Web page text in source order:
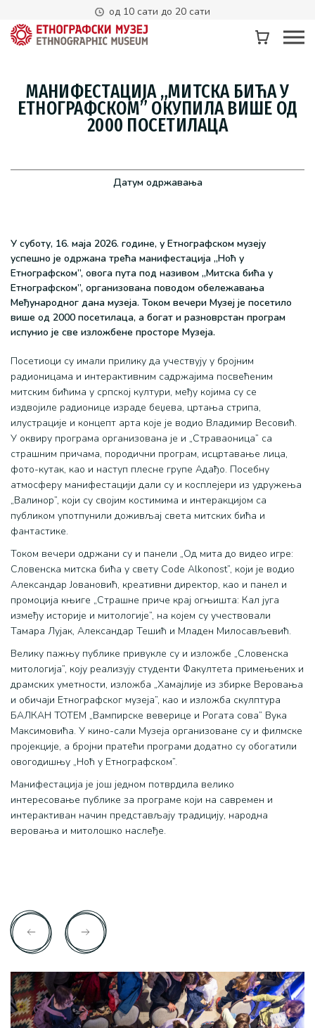
од 10 сати до 20 сати
МАНИФЕСТАЦИЈА „МИТСКА БИЋА У
ЕТНОГРАФСКОМ” ОКУПИЛА ВИШЕ ОД
2000 ПОСЕТИЛАЦА
Датум одржавања
У суботу, 16. маја 2026. године, у Етнографском музеју
успешно је одржана трећа манифестација „Ноћ у
Етнографском”, овога пута под називом „Митска бића у
Етнографском”, организована поводом обележавања
Међународног дана музеја. Током вечери Музеј је посетило
више од 2000 посетилаца, а богат и разноврстан програм
испунио је све изложбене просторе Музеја.
Посетиоци су имали прилику да учествују у бројним
радионицама и интерактивним садржајима посвећеним
митским бићима у српској култури, међу којима су се
издвојиле радионице израде беџева, цртања стрипа,
илустрације и концепт арта које је водио Владимир Весовић.
У оквиру програма организована је и „Страваоница” са
страшним причама, породични програм, исцртавање лица,
фото-кутак, као и наступ плесне групе Адађо. Посебну
атмосферу манифестацији дали су и косплејери из удружења
„Валинор”, који су својим костимима и интеракцијом са
публиком употпунили доживљај света митских бића и
фантастике.
Током вечери одржани су и панели „Од мита до видео игре:
Словенска митска бића у свету Code Alkonost”, који је водио
Александар Јовановић, креативни директор, као и панел и
промоција књиге „Страшне приче крај огњишта: Кал југа
између историје и митологије”, на којем су учествовали
Тамара Лујак, Александар Тешић и Младен Милосављевић.
Велику пажњу публике привукле су и изложбе „Словенска
митологија”, коју реализују студенти Факултета примењених и
драмских уметности, изложба „Хамајлије из збирке Веровања
и обичаји Етнографског музеја”, као и изложба скулптура
БАЛКАН ТОТЕМ „Вампирске веверице и Рогата сова” Вука
Максимовића. У кино-сали Музеја организоване су и филмске
пројекције, а бројни пратећи програми додатно су обогатили
овогодишњу „Ноћ у Етнографском”.
Манифестација је још једном потврдила велико
интересовање публике за програме који на савремен и
интерактиван начин представљају традицију, народна
веровања и митолошко наслеђе.